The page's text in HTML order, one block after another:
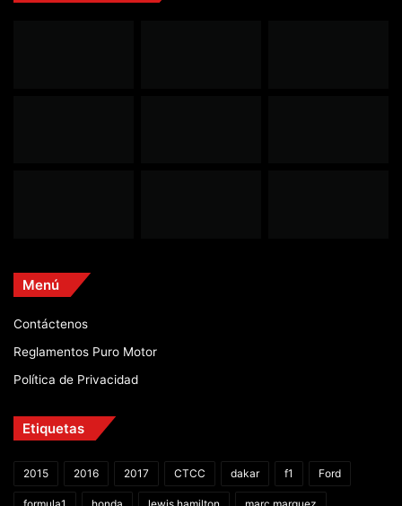
Menú
Contáctenos
Reglamentos Puro Motor
Política de Privacidad
Etiquetas
2015 2016 2017 CTCC dakar f1 Ford